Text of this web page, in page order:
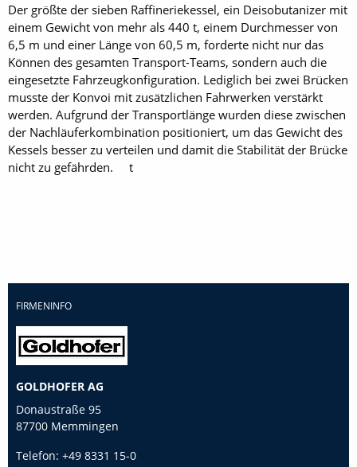
Der größte der sieben Raffineriekessel, ein Deisobutanizer mit
einem Gewicht von mehr als 440 t, einem Durchmesser von
6,5 m und einer Länge von 60,5 m, forderte nicht nur das
Können des gesamten Transport-Teams, sondern auch die
eingesetzte Fahrzeugkonfiguration. Lediglich bei zwei Brücken
musste der Konvoi mit zusätzlichen Fahrwerken verstärkt
werden. Aufgrund der Transportlänge wurden diese zwischen
der Nachläuferkombination positioniert, um das Gewicht des
Kessels besser zu verteilen und damit die Stabilität der Brücke
nicht zu gefährden. t
FIRMENINFO
GOLDHOFER AG
Donaustraße 95
87700 Memmingen
Telefon: +49 8331 15-0